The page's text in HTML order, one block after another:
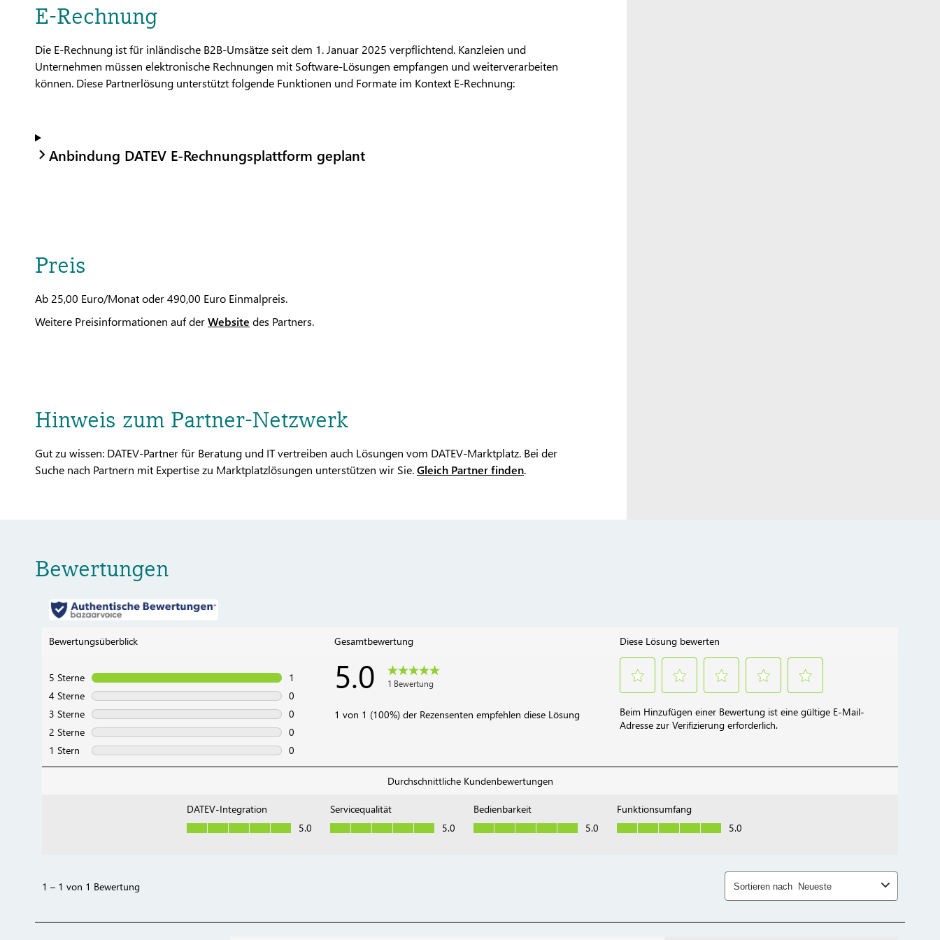
E-Rechnung
Die E-Rechnung ist für inländische B2B-Umsätze seit dem 1. Januar 2025 verpflichtend. Kanzleien und
Unternehmen müssen elektronische Rechnungen mit Software-Lösungen empfangen und weiterverarbeiten
können. Diese Partnerlösung unterstützt folgende Funktionen und Formate im Kontext E-Rechnung:
Anbindung DATEV E-Rechnungsplattform geplant
Preis
Ab 25,00 Euro/Monat oder 490,00 Euro Einmalpreis.
Weitere Preisinformationen auf derWebsite des Partners.
Hinweis zum Partner-Netzwerk
Gut zu wissen: DATEV-Partner für Beratung und IT vertreiben auch Lösungen vom DATEV-Marktplatz. Bei der
Suche nach Partnern mit Expertise zu Marktplatzlösungen unterstützen wir Sie.Gleich Partner finden.
Bewertungen